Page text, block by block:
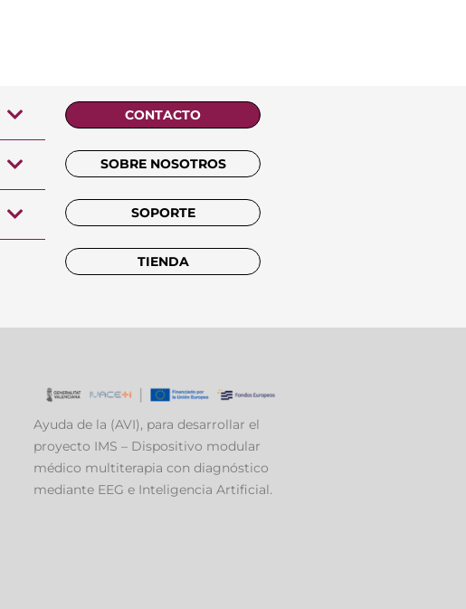
CONTACTO
SOBRE NOSOTROS
SOPORTE
TIENDA
Ayuda de la (AVI), para desarrollar el
proyecto IMS – Dispositivo modular
médico multiterapia con diagnóstico
mediante EEG e Inteligencia Artificial.